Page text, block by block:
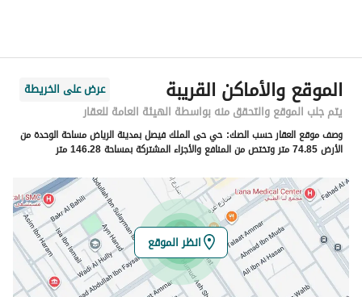
رقم المبنى
3582
الرقم الاضافي
8582
خط العرض
24.770096230638174
خط الطول
46.774973644772935
تفاصيل العقار
الموقع والأماكن القريبة
عرض على الخريطة
يتم جلب الموقع والتحقق منه بواسطة الهيئة العامة للعقار
وصف موقع العقار حسب الصك: حي حى الملك فيصل بمدينة الرياض مساحة الوحدة من
الأرض 74.85 متر وتختص من المنافع والأجزاء المشتركة بمساحة 146.28 متر
انظر الموقع